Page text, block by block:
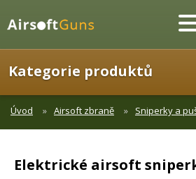
Kategorie produktů
Úvod Airsoft zbraně Sniperky a
Elektrické airsoft